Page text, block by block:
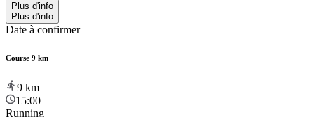
Plus d'info
Plus d'info
Date à confirmer
Course 9 km
9 km
15:00
Running